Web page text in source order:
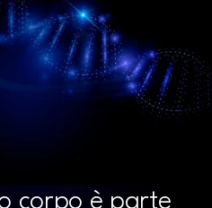
corpo è parte